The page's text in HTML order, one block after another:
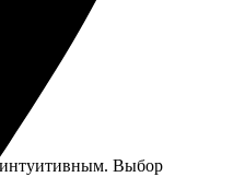
интуитивным. Выбор